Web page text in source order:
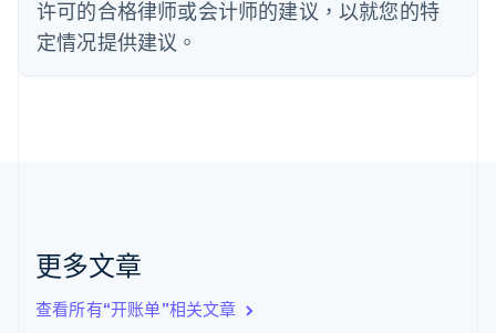
许可的合格律师或会计师的建议，以就您的特
定情况提供建议。
更多文章
查看所有“开账单”相关文章
芬兰
EnglishSvenska
English
English